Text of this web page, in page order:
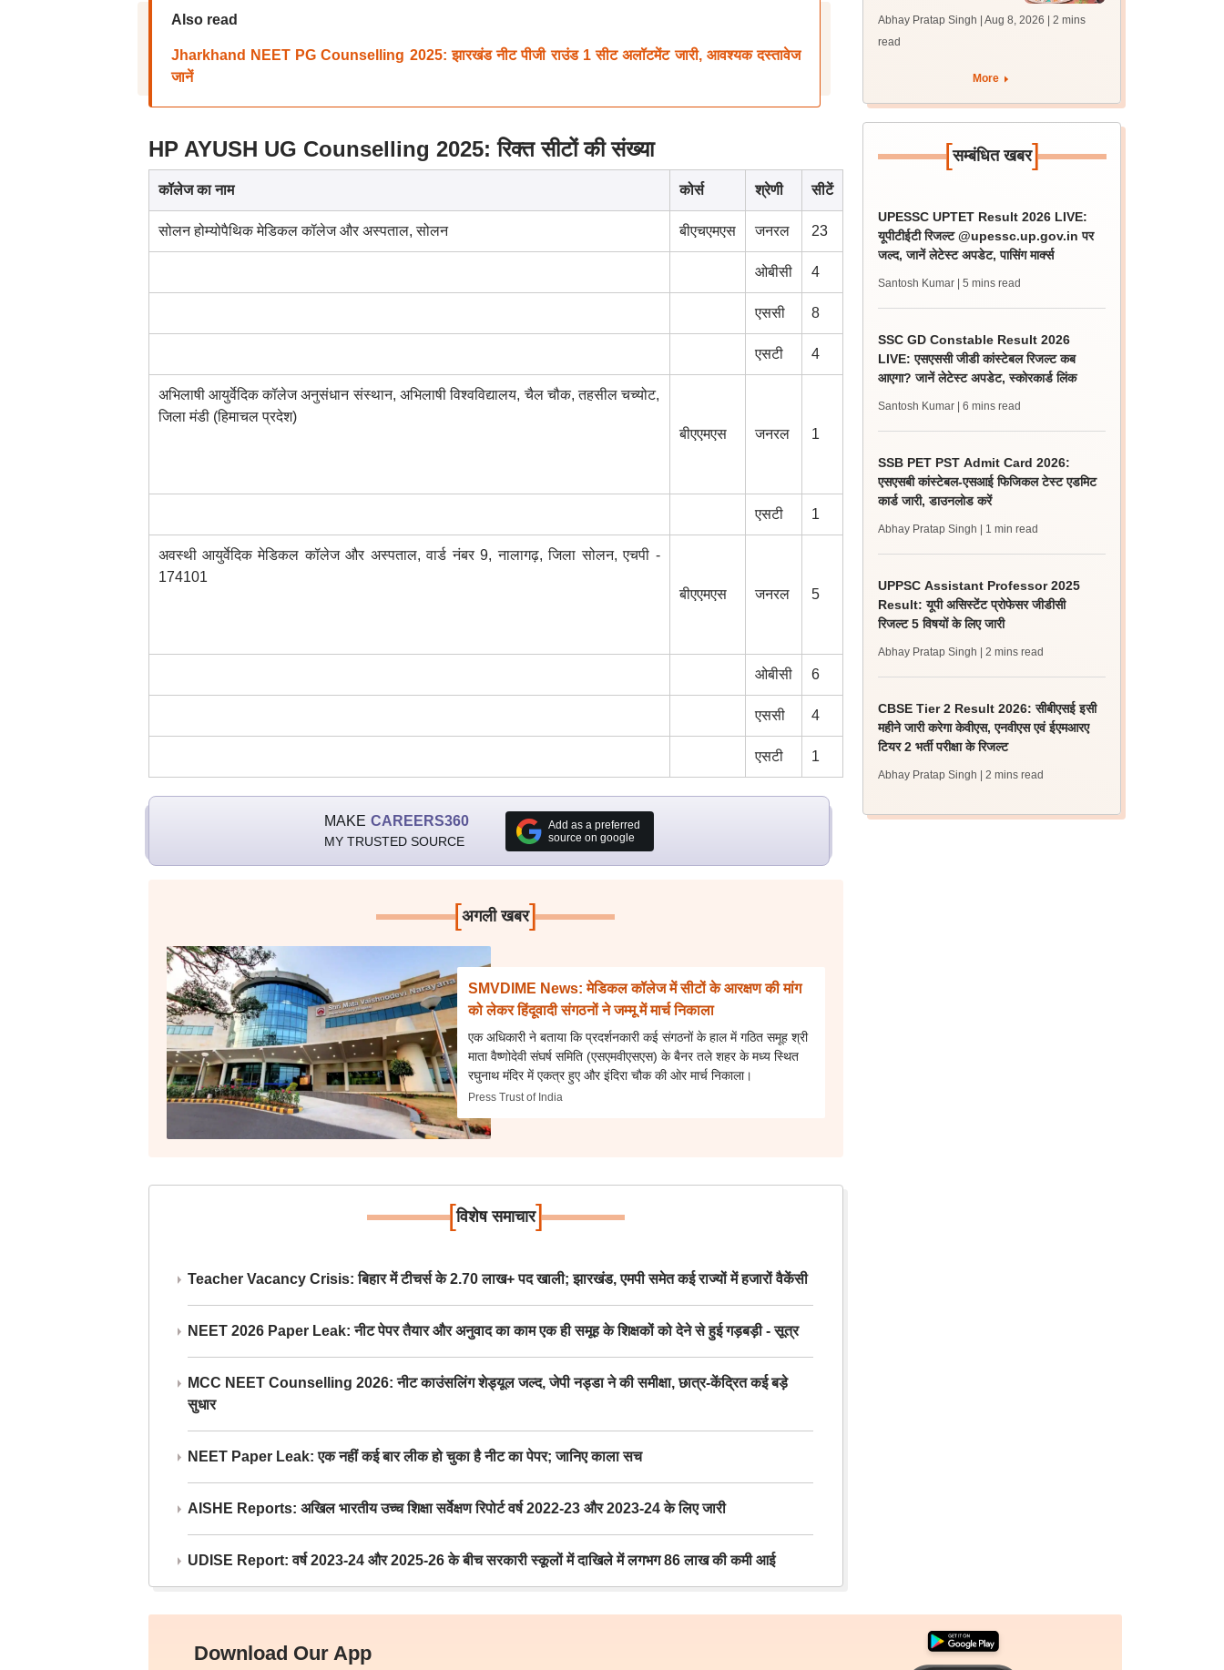
Also read
Jharkhand NEET PG Counselling 2025: झारखंड नीट पीजी राउंड 1 सीट अलॉटमेंट जारी, आवश्यक दस्तावेज
जानें
HP AYUSH UG Counselling 2025: रिक्त सीटों की संख्या
कॉलेज का नाम कोर्स श्रेणी सीटें
सोलन होम्योपैथिक मेडिकल कॉलेज और अस्पताल, सोलन बीएचएमएस जनरल 23
ओबीसी 4
एससी 8
एसटी 4
अभिलाषी आयुर्वेदिक कॉलेज अनुसंधान संस्थान, अभिलाषी विश्वविद्यालय, चैल चौक, तहसील चच्योट,
जिला मंडी (हिमाचल प्रदेश)
बीएएमएस
जनरल 1
एसटी 1
अवस्थी आयुर्वेदिक मेडिकल कॉलेज और अस्पताल, वार्ड नंबर 9, नालागढ़, जिला सोलन, एचपी -
174101
बीएएमएस
जनरल 5
ओबीसी 6
एससी 4
एसटी 1
MAKE CAREERS360
MY TRUSTED SOURCE
Add as a preferred
source on google
[अगली खबर]
SMVDIME News: मेडिकल कॉलेज में सीटों के आरक्षण की मांग
को लेकर हिंदूवादी संगठनों ने जम्मू में मार्च निकाला
एक अधिकारी ने बताया कि प्रदर्शनकारी कई संगठनों के हाल में गठित समूह श्री
माता वैष्णोदेवी संघर्ष समिति (एसएमवीएसएस) के बैनर तले शहर के मध्य स्थित
रघुनाथ मंदिर में एकत्र हुए और इंदिरा चौक की ओर मार्च निकाला।
Press Trust of India
[विशेष समाचार]
Teacher Vacancy Crisis: बिहार में टीचर्स के 2.70 लाख+ पद खाली; झारखंड, एमपी समेत कई राज्यों में हजारों वैकेंसी
NEET 2026 Paper Leak: नीट पेपर तैयार और अनुवाद का काम एक ही समूह के शिक्षकों को देने से हुई गड़बड़ी - सूत्र
MCC NEET Counselling 2026: नीट काउंसलिंग शेड्यूल जल्द, जेपी नड्डा ने की समीक्षा, छात्र-केंद्रित कई बड़े
सुधार
NEET Paper Leak: एक नहीं कई बार लीक हो चुका है नीट का पेपर; जानिए काला सच
AISHE Reports: अखिल भारतीय उच्च शिक्षा सर्वेक्षण रिपोर्ट वर्ष 2022-23 और 2023-24 के लिए जारी
UDISE Report: वर्ष 2023-24 और 2025-26 के बीच सरकारी स्कूलों में दाखिले में लगभग 86 लाख की कमी आई
विषयों के लिए जारी
Abhay Pratap Singh | Aug 8, 2026
| 2 mins
read
More
[सम्बंधित खबर]
UPESSC UPTET Result 2026 LIVE:
यूपीटीईटी रिजल्ट @upessc.up.gov.in पर
जल्द, जानें लेटेस्ट अपडेट, पासिंग मार्क्स
Santosh Kumar | 5 mins read
SSC GD Constable Result 2026
LIVE: एसएससी जीडी कांस्टेबल रिजल्ट कब
आएगा? जानें लेटेस्ट अपडेट, स्कोरकार्ड लिंक
Santosh Kumar | 6 mins read
SSB PET PST Admit Card 2026:
एसएसबी कांस्टेबल-एसआई फिजिकल टेस्ट एडमिट
कार्ड जारी, डाउनलोड करें
Abhay Pratap Singh | 1 min read
UPPSC Assistant Professor 2025
Result: यूपी असिस्टेंट प्रोफेसर जीडीसी
रिजल्ट 5 विषयों के लिए जारी
Abhay Pratap Singh | 2 mins read
CBSE Tier 2 Result 2026: सीबीएसई इसी
महीने जारी करेगा केवीएस, एनवीएस एवं ईएमआरए
टियर 2 भर्ती परीक्षा के रिजल्ट
Abhay Pratap Singh | 2 mins read
Download Our App